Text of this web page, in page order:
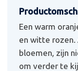
Een warm
en witte
bloemen, zijn
om verder te